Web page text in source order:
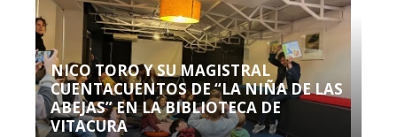
NICO TORO Y SU MAGISTRAL
CUENTACUENTOS DE “LA NIÑA DE LAS
ABEJAS” EN LA BIBLIOTECA DE
VITACURA